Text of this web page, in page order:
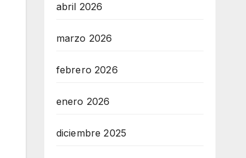
abril 2026
marzo 2026
febrero 2026
enero 2026
diciembre 2025